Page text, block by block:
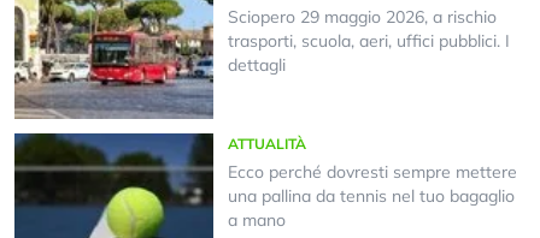
Sciopero 29 maggio 2026, a rischio
trasporti, scuola, aeri, uffici pubblici. I
dettagli
ATTUALITÀ
Ecco perché dovresti sempre mettere
una pallina da tennis nel tuo bagaglio
a mano